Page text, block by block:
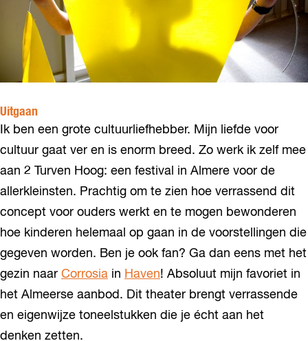
Uitgaan
Ik ben een grote cultuurliefhebber. Mijn liefde voor
cultuur gaat ver en is enorm breed. Zo werk ik zelf mee
aan 2 Turven Hoog: een festival in Almere voor de
allerkleinsten. Prachtig om te zien hoe verrassend dit
concept voor ouders werkt en te mogen bewonderen
hoe kinderen helemaal op gaan in de voorstellingen die
gegeven worden. Ben je ook fan? Ga dan eens met het
gezin naar Corrosia in Haven! Absoluut mijn favoriet in
het Almeerse aanbod. Dit theater brengt verrassende
en eigenwijze toneelstukken die je écht aan het
denken zetten.